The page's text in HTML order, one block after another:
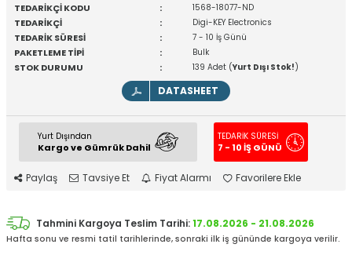
TEDARİKÇİ KODU : 1568-18077-ND
TEDARİKÇİ : Digi-KEY Electronics
TEDARİK SÜRESİ : 7 - 10 İş Günü
PAKETLEME TİPİ : Bulk
STOK DURUMU : 139 Adet (Yurt Dışı Stok!)
DATASHEET
Yurt Dışından
Kargo ve Gümrük Dahil
TEDARİK SÜRESİ
7 - 10 İŞ GÜNÜ
Paylaş Tavsiye Et Fiyat Alarmı Favorilere Ekle
Tahmini Kargoya Teslim Tarihi:17.08.2026 - 21.08.2026
Hafta sonu ve resmi tatil tarihlerinde, sonraki ilk iş gününde kargoya verilir.